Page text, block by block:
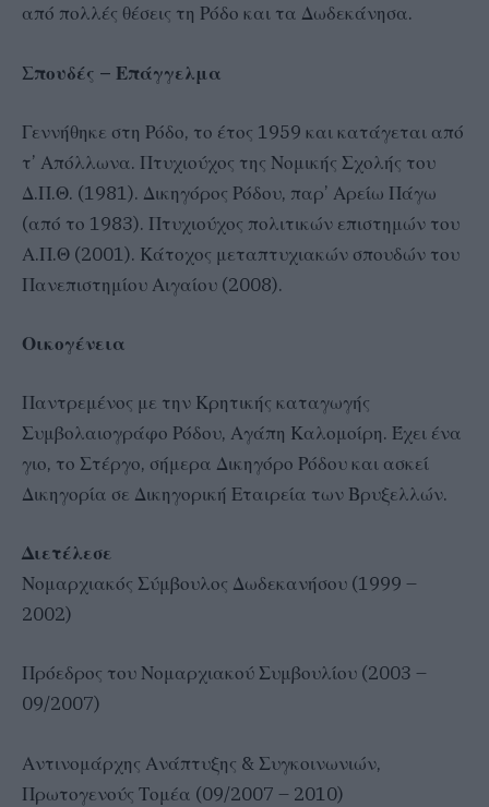
από πολλές θέσεις τη Ρόδο και τα Δωδεκάνησα.
Σπουδές – Επάγγελμα
Γεννήθηκε στη Ρόδο, το έτος 1959 και κατάγεται από
τ’ Απόλλωνα. Πτυχιούχος της Νομικής Σχολής του
Δ.Π.Θ. (1981). Δικηγόρος Ρόδου, παρ’ Αρείω Πάγω
(από το 1983). Πτυχιούχος πολιτικών επιστημών του
Α.Π.Θ (2001). Κάτοχος μεταπτυχιακών σπουδών του
Πανεπιστημίου Αιγαίου (2008).
Οικογένεια
Παντρεμένος με την Κρητικής καταγωγής
Συμβολαιογράφο Ρόδου, Αγάπη Καλομοίρη. Έχει ένα
γιο, το Στέργο, σήμερα Δικηγόρο Ρόδου και ασκεί
Δικηγορία σε Δικηγορική Εταιρεία των Βρυξελλών.
Διετέλεσε
Νομαρχιακός Σύμβουλος Δωδεκανήσου (1999 –
2002)
Πρόεδρος του Νομαρχιακού Συμβουλίου (2003 –
09/2007)
Αντινομάρχης Ανάπτυξης & Συγκοινωνιών,
Πρωτογενούς Τομέα (09/2007 – 2010)